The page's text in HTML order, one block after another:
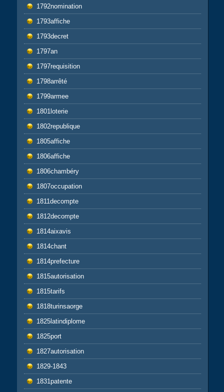
1792nomination
1793affiche
1793decret
1797an
1797requisition
1798arrêté
1799armee
1801loterie
1802republique
1805affiche
1806affiche
1806chambéry
1807occupation
1811decompte
1812decompte
1814aixavis
1814chant
1814prefecture
1815autorisation
1815tarifs
1818turinsaorge
1825latindiplome
1825port
1827autorisation
1829-1843
1831patente